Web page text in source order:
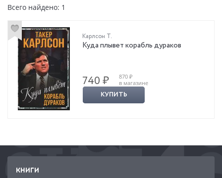
Всего найдено: 1
Карлсон Т.
Куда плывет корабль дураков
740 ₽
870 ₽
в магазине
КУПИТЬ
КНИГИ